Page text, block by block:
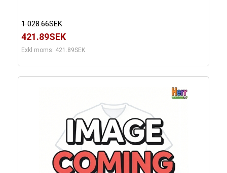
1 028.66SEK
421.89SEK
Exkl moms: 421.89SEK